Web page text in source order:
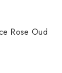
Rose Oud